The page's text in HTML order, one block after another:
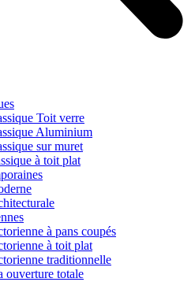
Toit verre
Aluminium
sur muret
à toit plat
à pans coupés
à toit plat
traditionnelle
ouverture totale